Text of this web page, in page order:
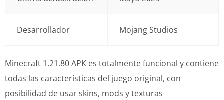
Desarrollador Mojang Studios
Minecraft 1.21.80 APK es totalmente funcional y contiene
todas las características del juego original, con
posibilidad de usar skins, mods y texturas